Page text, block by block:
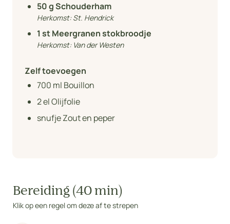
50g Schouderham
Herkomst:St. Hendrick
1 st Meergranen stokbroodje
Herkomst: Van der Westen
Zelf toevoegen
700 ml Bouillon
2el Olijfolie
snufje Zout en peper
Bereiding (40 min)
Klik op een regel om deze af te strepen